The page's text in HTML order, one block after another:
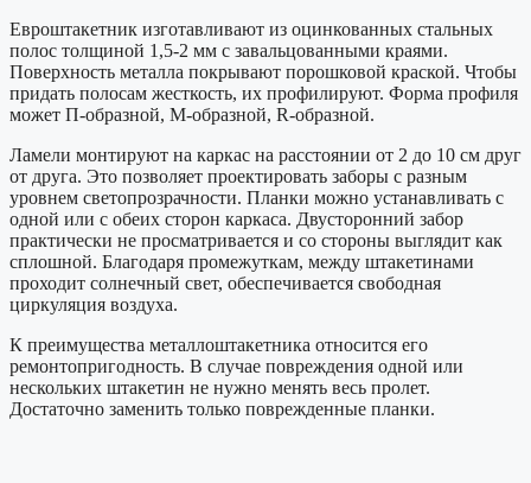
Евроштакетник изготавливают из оцинкованных стальных
полос толщиной 1,5-2 мм с завальцованными краями.
Поверхность металла покрывают порошковой краской. Чтобы
придать полосам жесткость, их профилируют. Форма профиля
может П-образной, М-образной, R-образной.
Ламели монтируют на каркас на расстоянии от 2 до 10 см друг
от друга. Это позволяет проектировать заборы с разным
уровнем светопрозрачности. Планки можно устанавливать с
одной или с обеих сторон каркаса. Двусторонний забор
практически не просматривается и со стороны выглядит как
сплошной. Благодаря промежуткам, между штакетинами
проходит солнечный свет, обеспечивается свободная
циркуляция воздуха.
К преимущества металлоштакетника относится его
ремонтопригодность. В случае повреждения одной или
нескольких штакетин не нужно менять весь пролет.
Достаточно заменить только поврежденные планки.